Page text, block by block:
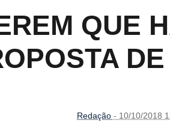
QUE
Redação - 10/10/2018